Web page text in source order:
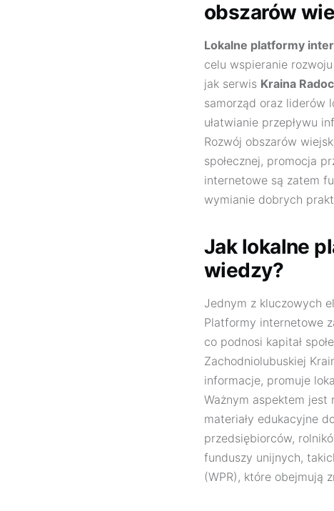
obszarów
Lokalne platformy
celu wspieranie
jak serwis Kraina
samorząd oraz liderów
ułatwianie przepływu
Rozwój obszarów
społecznej, promocja
internetowe są zatem
wymianie dobrych
Jak lokalne
wiedzy?
Jednym z kluczowych
Platformy internetowe
co podnosi kapitał
Zachodniolubuskiej
informacje, promuje
Ważnym aspektem jest
materiały edukacyjne
przedsiębiorców,
funduszy unijnych,
(WPR), które obejmują